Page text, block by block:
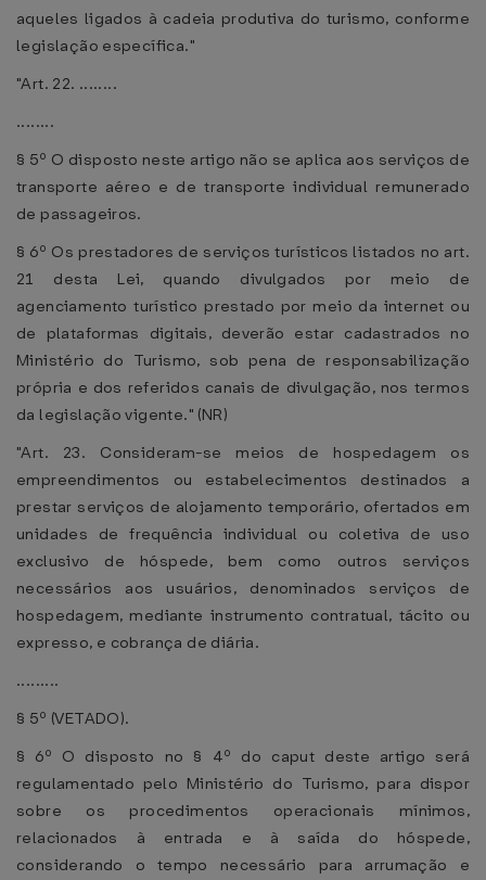
aqueles ligados à cadeia produtiva do turismo, conforme
legislação específica."
"Art. 22. ........
........
§ 5º O disposto neste artigo não se aplica aos serviços de
transporte aéreo e de transporte individual remunerado
de passageiros.
§ 6º Os prestadores de serviços turísticos listados no art.
21 desta Lei, quando divulgados por meio de
agenciamento turístico prestado por meio da internet ou
de plataformas digitais, deverão estar cadastrados no
Ministério do Turismo, sob pena de responsabilização
própria e dos referidos canais de divulgação, nos termos
da legislação vigente." (NR)
"Art. 23. Consideram-se meios de hospedagem os
empreendimentos ou estabelecimentos destinados a
prestar serviços de alojamento temporário, ofertados em
unidades de frequência individual ou coletiva de uso
exclusivo de hóspede, bem como outros serviços
necessários aos usuários, denominados serviços de
hospedagem, mediante instrumento contratual, tácito ou
expresso, e cobrança de diária.
.........
§ 5º (VETADO).
§ 6º O disposto no § 4º do caput deste artigo será
regulamentado pelo Ministério do Turismo, para dispor
sobre os procedimentos operacionais mínimos,
relacionados à entrada e à saída do hóspede,
considerando o tempo necessário para arrumação e